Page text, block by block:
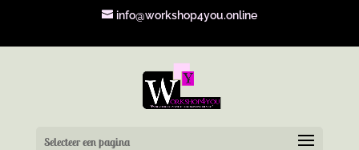
info@workshop4you.online
Selecteer een pagina